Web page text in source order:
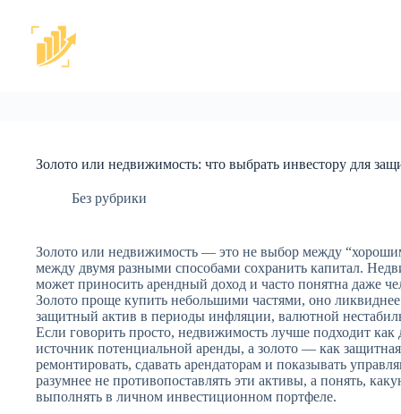
Золото или недвижимость: что выбрать инвестору для
Без рубрики
Золото или недвижимость — это не выбор между
между двумя разными способами сохранить капитал.
может приносить арендный доход и часто понятна даже
Золото проще купить небольшими частями, оно ликвиднее
защитный актив в периоды инфляции, валютной
Если говорить просто, недвижимость лучше подходит как
источник потенциальной аренды, а золото — как
ремонтировать, сдавать арендаторам и показывать
разумнее не противопоставлять эти активы, а понять,
выполнять в личном инвестиционном портфеле.